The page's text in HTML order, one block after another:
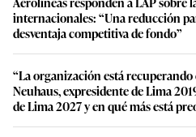
internacionales: “Una reducción
desventaja competitiva de fondo”
“La organización está
Neuhaus, expresidente de Lima
de Lima 2027 y en qué más está